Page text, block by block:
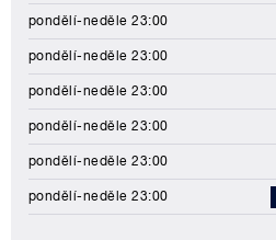
pondělí-neděle 23:00
pondělí-neděle 23:00
pondělí-neděle 23:00
pondělí-neděle 23:00
pondělí-neděle 23:00
pondělí-neděle 23:00